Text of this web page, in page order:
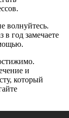
волнуйтесь.
год замечаете
и
который